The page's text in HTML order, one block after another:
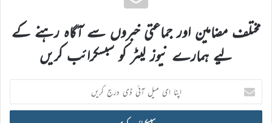
مختلف مضامین اور جماعتی خبروں سے آگاہ رہنے کے
لیے ہمارے نیوز لیٹر کو سبسکرائب کریں
اپنا
ای
میل